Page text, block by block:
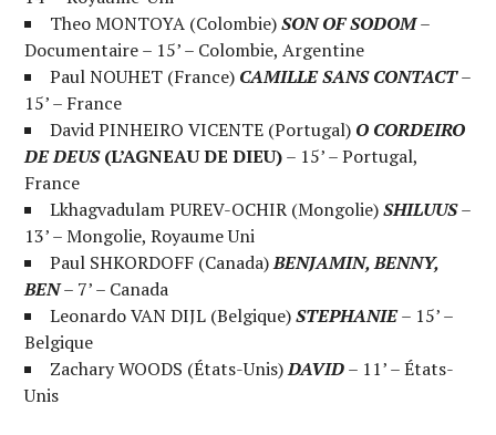
Theo MONTOYA (Colombie)SON OF SODOM–
Documentaire – 15’ – Colombie, Argentine
Paul NOUHET (France) CAMILLE SANS CONTACT–
15’ – France
David PINHEIRO VICENTE (Portugal) O CORDEIRO
DE DEUS(L’AGNEAU DE DIEU)– 15’ – Portugal,
France
Lkhagvadulam PUREV-OCHIR (Mongolie)SHILUUS–
13’ – Mongolie, Royaume Uni
Paul SHKORDOFF (Canada)BENJAMIN, BENNY,
BEN– 7’ – Canada
Leonardo VAN DIJL (Belgique)STEPHANIE– 15’ –
Belgique
Zachary WOODS (États-Unis)DAVID– 11’ – États-
Unis